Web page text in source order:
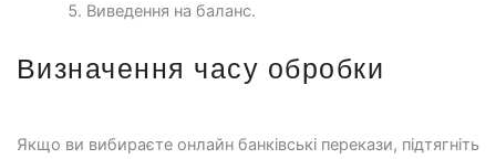
Виведення на баланс.
Визначення часу обробки
Якщо ви вибираєте онлайн банківські перекази, підтягніть